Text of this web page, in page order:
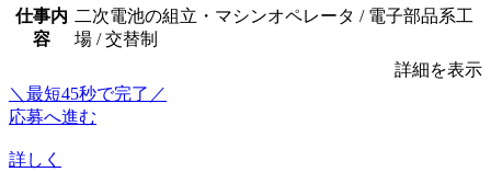
仕事内
容
二次電池の組立・マシンオペレータ / 電子部品系工
場 / 交替制
詳細を表示
＼最短45秒で完了／
応募へ進む
詳しく